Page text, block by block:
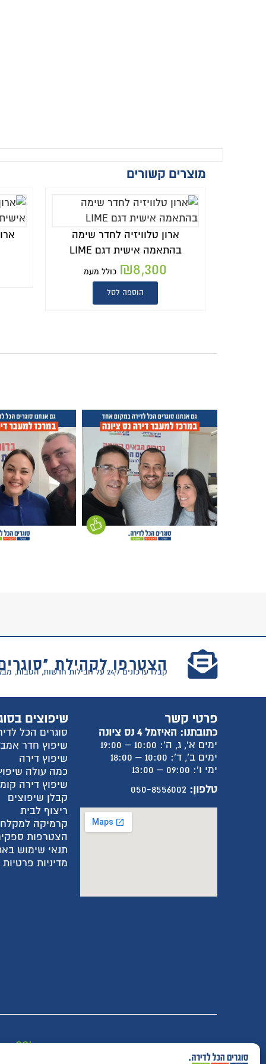
מוצרים קשורים
ארון טלוויזיה לחדר שימה
בהתאמה אישית דגם LIME
₪8,300 כולל מעמ
הוספה לסל
הצטרפו לקהילת
קבלו עדכונים 24/7 על חבילות חדשות, הטבות, מבצעים וטיפים למעבר דירה!
פרטי קשר
כתובתנו: האיזמל 4 נס ציונה
ימים א', ג, ה': 10:00 – 19:00
ימים ב', ד': 10:00 – 18:00
ימי ו': 09:00 – 13:00
טלפון: 050-8556002
שיפוצים
סוגרים הכל
שיפוץ חדר
שיפוץ דירה
כמה עולה
שיפוץ דירה
קבלן שיפוצים
ריצוף לבית
קרמיקה
הצטרפות
תנאי שימוש
מדיניות
רכישה מאובטחת SSL